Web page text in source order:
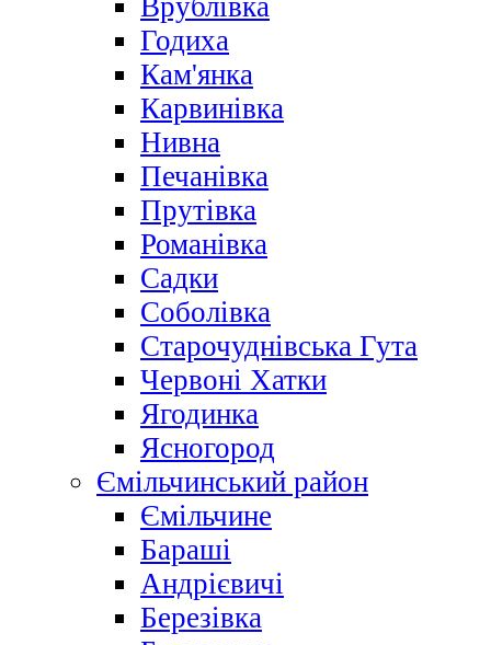
Врублівка
Годиха
Кам'янка
Карвинівка
Нивна
Печанівка
Прутівка
Романівка
Садки
Соболівка
Старочуднівська Гута
Червоні Хатки
Ягодинка
Ясногород
Ємільчинський район
Ємільчине
Бараші
Андрієвичі
Березівка